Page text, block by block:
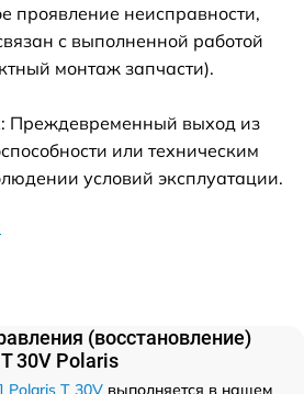
проявление неисправности,
с выполненной работой
монтаж запчасти).
Преждевременный выход из
или техническим
условий эксплуатации.
(восстановление)
30V Polaris
Polaris T 30V выполняется в нашем